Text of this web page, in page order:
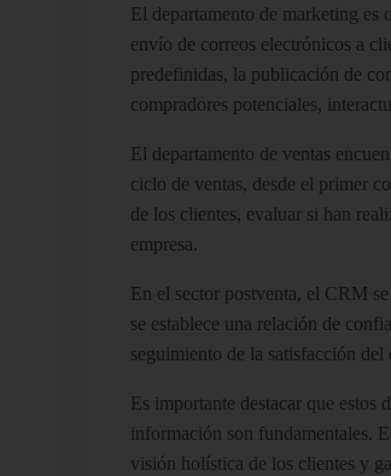
El departamento de marketing
envío de correos electrónicos a
predefinidas, la publicación de
compradores potenciales,
El departamento de ventas
ciclo de ventas, desde el primer
de los clientes, evaluar si han
empresa.
En el sector postventa, el CRM
se establece una relación de
seguimiento de la satisfacción
Es importante destacar que estos
información son fundamentales.
visión holística de los clientes y